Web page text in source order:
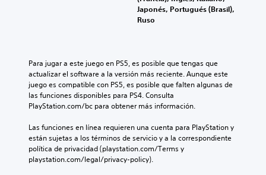
Japonés, Portugués (Brasil),
Ruso
Para jugar a este juego en PS5, es posible que tengas que
actualizar el software a la versión más reciente. Aunque este
juego es compatible con PS5, es posible que falten algunas de
las funciones disponibles para PS4. Consulta
PlayStation.com/bc para obtener más información.
Las funciones en línea requieren una cuenta para PlayStation y
están sujetas a los términos de servicio y a la correspondiente
política de privacidad (playstation.com/Terms y
playstation.com/legal/privacy-policy).